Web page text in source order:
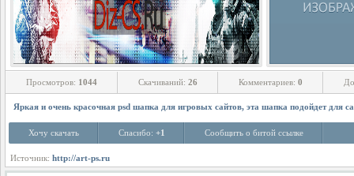
Просмотров: 1044 Скачиваний: 26 Комментариев: 0
Яркая и очень красочная psd шапка для игровых сайтов, эта шапка подойдет для
Хочу скачать Спасибо: +1 Сообщить о битой ссылке
Источник: http://art-ps.ru